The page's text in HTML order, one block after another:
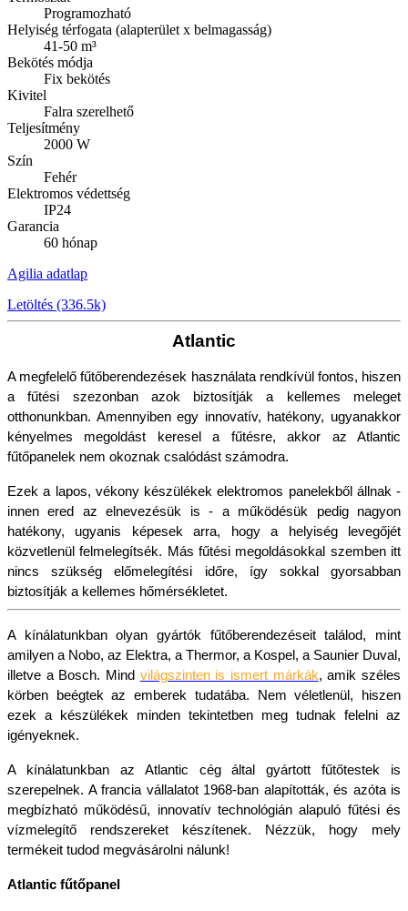
Programozható
Helyiség térfogata (alapterület x belmagasság)
41-50 m³
Bekötés módja
Fix bekötés
Kivitel
Falra szerelhető
Teljesítmény
2000 W
Szín
Fehér
Elektromos védettség
IP24
Garancia
60 hónap
Agilia adatlap
Letöltés (336.5k)
Atlantic
A megfelelő fűtőberendezések használata rendkívül fontos, hiszen
a fűtési szezonban azok biztosítják a kellemes meleget
otthonunkban. Amennyiben egy innovatív, hatékony, ugyanakkor
kényelmes megoldást keresel a fűtésre, akkor az Atlantic
fűtőpanelek nem okoznak csalódást számodra.
Ezek a lapos, vékony készülékek elektromos panelekből állnak -
innen ered az elnevezésük is - a működésük pedig nagyon
hatékony, ugyanis képesek arra, hogy a helyiség levegőjét
közvetlenül felmelegítsék. Más fűtési megoldásokkal szemben itt
nincs szükség előmelegítési időre, így sokkal gyorsabban
biztosítják a kellemes hőmérsékletet.
A kínálatunkban olyan gyártók fűtőberendezéseit találod, mint
amilyen a Nobo, az Elektra, a Thermor, a Kospel, a Saunier Duval,
illetve a Bosch. Mind világszinten is ismert márkák, amik széles
körben beégtek az emberek tudatába. Nem véletlenül, hiszen
ezek a készülékek minden tekintetben meg tudnak felelni az
igényeknek.
A kínálatunkban az Atlantic cég által gyártott fűtőtestek is
szerepelnek. A francia vállalatot 1968-ban alapították, és azóta is
megbízható működésű, innovatív technológián alapuló fűtési és
vízmelegítő rendszereket készítenek. Nézzük, hogy mely
termékeit tudod megvásárolni nálunk!
Atlantic fűtőpanel